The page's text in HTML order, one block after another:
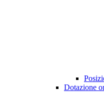
Dotazione